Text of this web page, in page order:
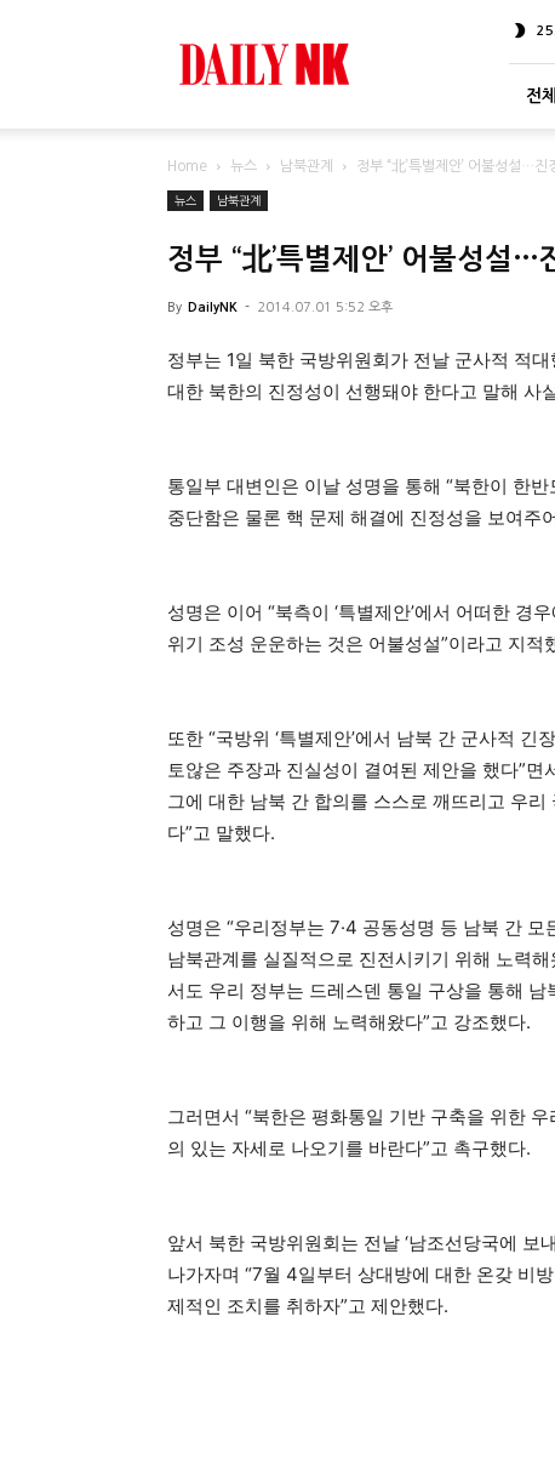
전
Home 뉴스 남북관계 정부 “北’특별제안’ 어불성설…진
뉴스 남북관계
정부 “北’특별제안’ 어불성설…
By DailyNK - 2014.07.01 5:52 오후
정부는 1일 북한 국방위원회가 전날 군사적 적
대한 북한의 진정성이 선행돼야 한다고 말해 사
통일부 대변인은 이날 성명을 통해 “북한이 한
중단함은 물론 핵 문제 해결에 진정성을 보여주
성명은 이어 “북측이 ‘특별제안’에서 어떠한 경
위기 조성 운운하는 것은 어불성설”이라고 지적
또한 “국방위 ‘특별제안’에서 남북 간 군사적
토않은 주장과 진실성이 결여된 제안을 했다”
그에 대한 남북 간 합의를 스스로 깨뜨리고 우
다”고 말했다.
성명은 “우리정부는 7·4 공동성명 등 남북 간
남북관계를 실질적으로 진전시키기 위해 노력
서도 우리 정부는 드레스덴 통일 구상을 통해
하고 그 이행을 위해 노력해왔다”고 강조했다.
그러면서 “북한은 평화통일 기반 구축을 위한
의 있는 자세로 나오기를 바란다”고 촉구했다.
앞서 북한 국방위원회는 전날 ‘남조선당국에 보
나가자며 “7월 4일부터 상대방에 대한 온갖 비
제적인 조치를 취하자”고 제안했다.